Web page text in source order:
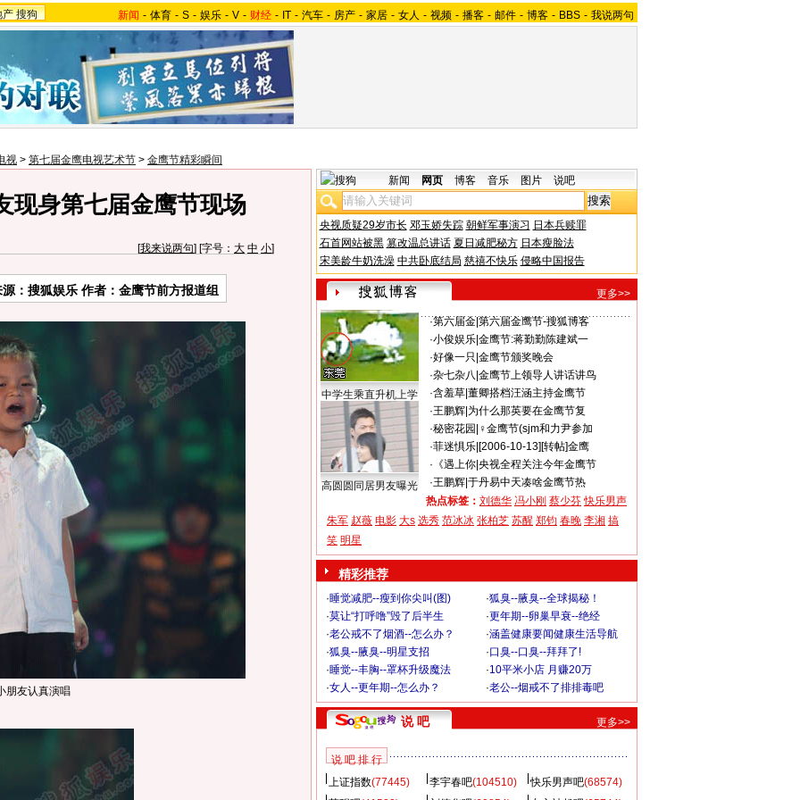
产 搜狗 新闻 - 体育 - S - 娱乐 - V - 财经 - IT - 汽车 - 房产 - 家居 - 女人 - 视频 - 播客 - 邮件 - 博客 - BBS - 我说两句
视 > 第七届金鹰电视艺术节 > 金鹰节精彩瞬间
现身第七届金鹰节现场
[我来说两句] [字号： 大 中 小]
源：搜狐娱乐 作者：金鹰节前方报道组
朋友认真演唱
新闻 网页 博客 音乐 图片 说吧
央视质疑29岁市长 邓玉娇失踪 朝鲜军事演习 日本兵赎罪
石首网站被黑 篡改温总讲话 夏日减肥秘方 日本瘦脸法
宋美龄牛奶洗澡 中共卧底结局 慈禧不快乐 侵略中国报告
更多>>
中学生乘直升机上学
高圆圆同居男友曝光
·第六届金| 第六届金鹰节-搜狐博客
·小俊娱乐| 金鹰节:蒋勤勤陈建斌一
·好像一只 金鹰节颁奖晚会
·杂七杂八 金鹰节上领导人讲话讲鸟
·含羞草| 董卿搭档汪涵主持金鹰节
·王鹏辉| 为什么那英要在金鹰节复
·秘密花园 ♀金鹰节(sjm和力尹参加
·菲迷惧乐| [2006-10-13][转帖]金鹰
· 《遇上你| 央视全程关注今年金鹰节
·王鹏辉| 于丹易中天凑啥金鹰节热
热点标签： 刘德华 冯小刚 蔡少芬 快乐男声
朱军 赵薇 电影 大s 选秀 范冰冰 张柏芝 苏醒 郑钧 春晚 李湘 搞
笑 明星
精彩推荐
·睡觉减肥--瘦到你尖叫(图) ·狐臭--腋臭--全球揭秘！
·莫让“打呼噜”毁了后半生 ·更年期--卵巢早衰--绝经
·老公戒不了烟酒--怎么办？ ·涵盖健康要闻健康生活导航
·狐臭--腋臭--明星支招 ·口臭--口臭--拜拜了!
·睡觉--丰胸--罩杯升级魔法 ·10平米小店 月赚20万
·女人--更年期--怎么办？ ·老公--烟戒不了排排毒吧
说 吧 更多>>
说 吧 排 行
上证指数(77445) 李宇春吧(104510) 快乐男声吧(68574)